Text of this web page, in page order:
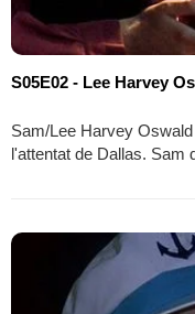
S05E02 - Lee Harvey
Sam/Lee Harvey
l'attentat de Dallas. Sam